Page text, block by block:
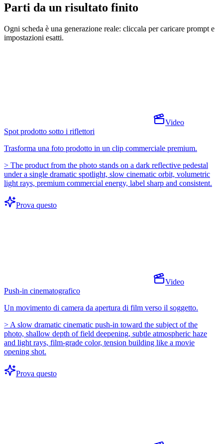
Parti da un risultato finito
Ogni scheda è una generazione reale: cliccala per caricare prompt e
impostazioni esatti.
Video
Spot prodotto sotto i riflettori
Trasforma una foto prodotto in un clip commerciale premium.
> The product from the photo stands on a dark reflective pedestal
under a single dramatic spotlight, slow cinematic orbit, volumetric
light rays, premium commercial energy, label sharp and consistent.
Prova questo
Video
Push-in cinematografico
Un movimento di camera da apertura di film verso il soggetto.
> A slow dramatic cinematic push-in toward the subject of the
photo, shallow depth of field deepening, subtle atmospheric haze
and light rays, film-grade color, tension building like a movie
opening shot.
Prova questo